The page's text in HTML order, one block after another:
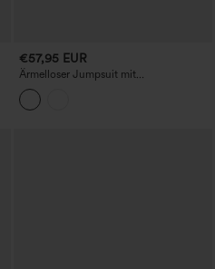
€57,95 EUR
Ärmelloser Jumpsuit mit
kontrastierender Spitze für
Brautjungfern und Hochzeitsgäste mit
Taschen – Kinderleicht